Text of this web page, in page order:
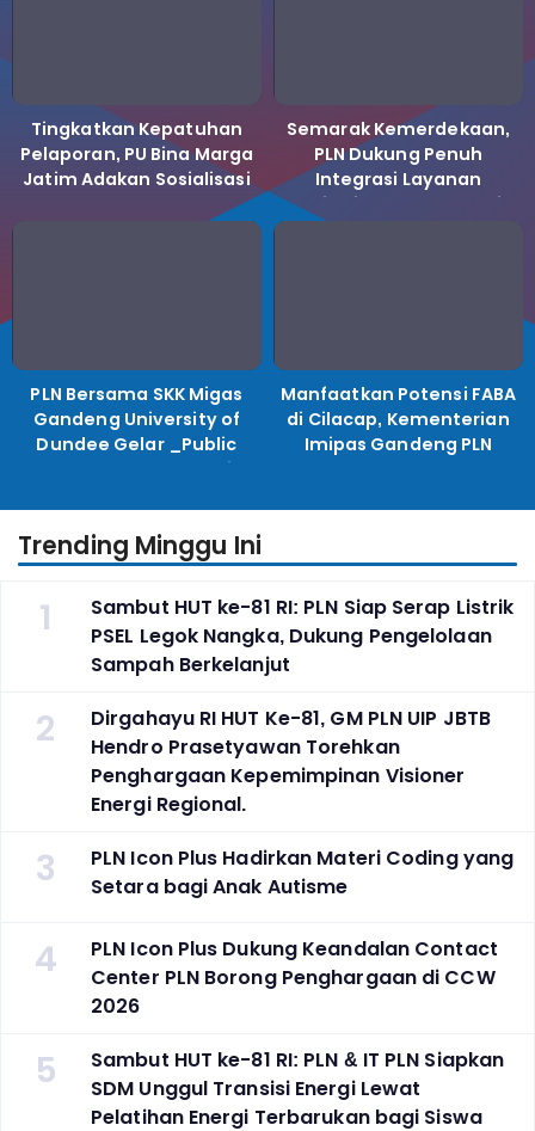
Tingkatkan Kepatuhan
Pelaporan, PU Bina Marga
Jatim Adakan Sosialisasi
Semarak Kemerdekaan,
PLN Dukung Penuh
Integrasi Layanan
Kelistrikan ke Koperasi
Desa Merah Putih.
PLN Bersama SKK Migas
Gandeng University of
Dundee Gelar _Public
Lecture_, Kolaborasi
Manfaatkan Potensi FABA
di Cilacap, Kementerian
Imipas Gandeng PLN
Trending Minggu Ini
1
Sambut HUT ke-81 RI: PLN Siap Serap Listrik
PSEL Legok Nangka, Dukung Pengelolaan
Sampah Berkelanjut
2
Dirgahayu RI HUT Ke-81, GM PLN UIP JBTB
Hendro Prasetyawan Torehkan
Penghargaan Kepemimpinan Visioner
Energi Regional.
3
PLN Icon Plus Hadirkan Materi Coding yang
Setara bagi Anak Autisme
4
PLN Icon Plus Dukung Keandalan Contact
Center PLN Borong Penghargaan di CCW
2026
5
Sambut HUT ke-81 RI: PLN & IT PLN Siapkan
SDM Unggul Transisi Energi Lewat
Pelatihan Energi Terbarukan bagi Siswa